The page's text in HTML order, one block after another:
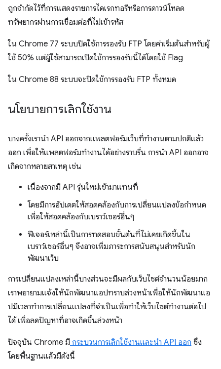
ถูกจํากัดไว้ที่การแสดงรายการไดเรกทอรีหรือการดาวน์โหลด
ทรัพยากรผ่านการเชื่อมต่อที่ไม่เข้ารหัส
ใน Chrome 77 ระบบปิดใช้การรองรับ FTP โดยค่าเริ่มต้นสำหรับผู้
ใช้ 50% แต่ผู้ใช้สามารถเปิดใช้การรองรับนี้ได้โดยใช้ Flag
ใน Chrome 88 ระบบจะปิดใช้การรองรับ FTP ทั้งหมด
นโยบายการเลิกใช้งาน
บางครั้งเรานำ API ออกจากแพลตฟอร์มเว็บที่ทำงานตามปกติแล้ว
ออก เพื่อให้แพลตฟอร์มทำงานได้อย่างราบรื่น การนํา API ออกอาจ
เกิดจากหลายสาเหตุ เช่น
เนื่องจากมี API รุ่นใหม่เข้ามาแทนที่
โดยมีการอัปเดตให้สอดคล้องกับการเปลี่ยนแปลงข้อกำหนด
เพื่อให้สอดคล้องกับเบราว์เซอร์อื่นๆ
ฟีเจอร์เหล่านี้เป็นการทดสอบขั้นต้นที่ไม่เคยเกิดขึ้นใน
เบราว์เซอร์อื่นๆ จึงอาจเพิ่มภาระการสนับสนุนสำหรับนัก
พัฒนาเว็บ
การเปลี่ยนแปลงเหล่านี้บางส่วนจะมีผลกับเว็บไซต์จํานวนน้อยมาก
เราพยายามแจ้งให้นักพัฒนาแอปทราบล่วงหน้าเพื่อให้นักพัฒนาแอ
ปมีเวลาทำการเปลี่ยนแปลงที่จำเป็นเพื่อทำให้เว็บไซต์ทำงานต่อไป
ได้ เพื่อลดปัญหาที่อาจเกิดขึ้นล่วงหน้า
ปัจจุบัน Chrome มี กระบวนการเลิกใช้งานและนํา API ออก ซึ่ง
โดยพื้นฐานแล้วมีดังนี้